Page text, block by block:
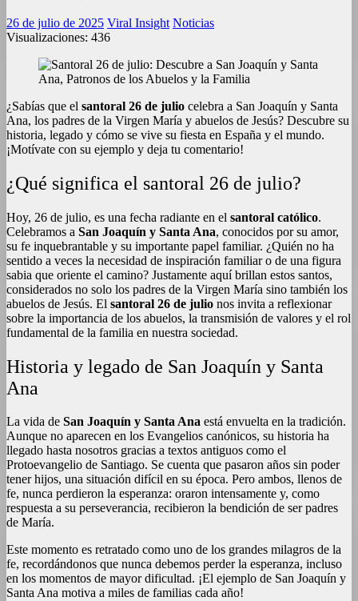
26 de julio de 2025 Viral Insight Noticias
Visualizaciones: 436
¿Sabías que el santoral 26 de julio celebra a San Joaquín y Santa
Ana, los padres de la Virgen María y abuelos de Jesús? Descubre su
historia, legado y cómo se vive su fiesta en España y el mundo.
¡Motívate con su ejemplo y deja tu comentario!
¿Qué significa el santoral 26 de julio?
Hoy, 26 de julio, es una fecha radiante en el santoral católico.
Celebramos a San Joaquín y Santa Ana, conocidos por su amor,
su fe inquebrantable y su importante papel familiar. ¿Quién no ha
sentido a veces la necesidad de inspiración familiar o de una figura
sabia que oriente el camino? Justamente aquí brillan estos santos,
considerados no solo los padres de la Virgen María sino también los
abuelos de Jesús. El santoral 26 de julio nos invita a reflexionar
sobre la importancia de los abuelos, la transmisión de valores y el rol
fundamental de la familia en nuestra sociedad.
Historia y legado de San Joaquín y Santa
Ana
La vida de San Joaquín y Santa Ana está envuelta en la tradición.
Aunque no aparecen en los Evangelios canónicos, su historia ha
llegado hasta nosotros gracias a textos antiguos como el
Protoevangelio de Santiago. Se cuenta que pasaron años sin poder
tener hijos, una situación difícil en su época. Pero ambos, llenos de
fe, nunca perdieron la esperanza: oraron intensamente y, como
respuesta a su perseverancia, recibieron la bendición de ser padres
de María.
Este momento es retratado como uno de los grandes milagros de la
fe, recordándonos que nunca debemos perder la esperanza, incluso
en los momentos de mayor dificultad. ¡El ejemplo de San Joaquín y
Santa Ana motiva a miles de familias cada año!